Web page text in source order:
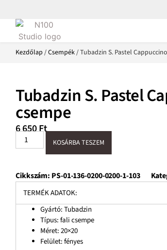
Kezdőlap /Csempék/ Tubadzin S. Pastel
Tubadzin S. Pastel
csempe
6 650Ft
KOSÁRBA TESZEM
Cikkszám: PS-01-136-0200-0200-1-103
TERMÉK ADATOK:
Gyártó: Tubadzin
Típus: fali csempe
Méret: 20×20
Felület: fényes